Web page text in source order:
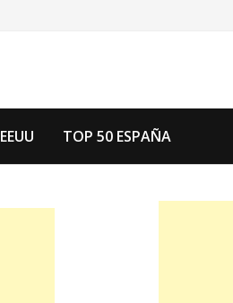
EEUU TOP 50 ESPAÑA